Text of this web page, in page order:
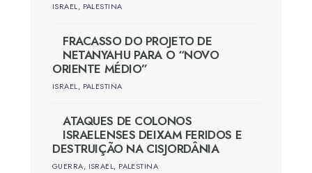
ISRAEL, PALESTINA
FRACASSO DO PROJETO DE
NETANYAHU PARA O “NOVO
ORIENTE MÉDIO”
ISRAEL, PALESTINA
ATAQUES DE COLONOS
ISRAELENSES DEIXAM FERIDOS E
DESTRUIÇÃO NA CISJORDÂNIA
GUERRA, ISRAEL, PALESTINA